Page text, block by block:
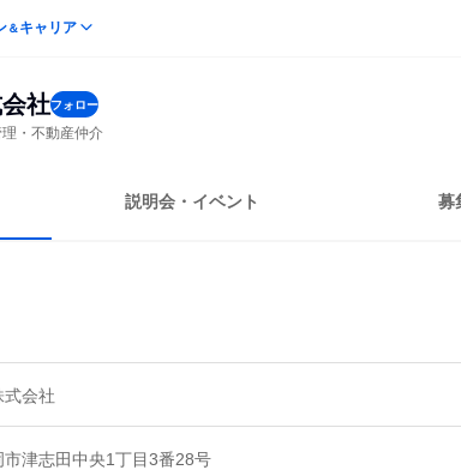
＆キャリア
社フォロー
・不動産仲介
説明会・イベント 募
式会社
市津志田中央1丁目3番28号